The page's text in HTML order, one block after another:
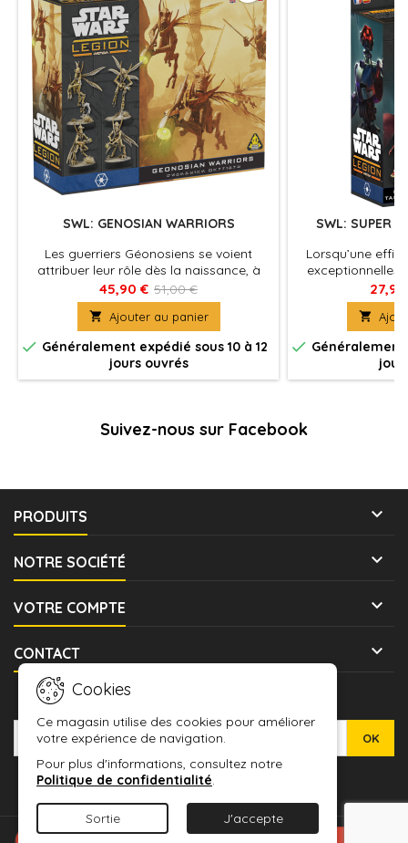
SWL: GENOSIAN WARRIORS
Les guerriers Géonosiens se voient
attribuer leur rôle dès la naissance, à
cause d’un système de castes régi par
une Reine placée à la tête de la ruche.
45,90 € 51,00 €
 Ajouter au panier
 Généralement expédié sous 10 à 12
jours ouvrés
SWL: SUPER
Lorsqu’une
exceptionnelles
victoire,
des droïdes
pour renforcer
combat
droïdes avec un

 Généralement
Suivez-nous sur Facebook
PRODUITS 
NOTRE SOCIÉTÉ 
VOTRE COMPTE 
CONTACT 
Cookies
Ce magasin utilise des cookies pour améliorer
votre expérience de navigation.
Pour plus d'informations, consultez notre
Politique de confidentialité.
Sortie J'accepte
LETTRE D'INFORMATIONS
© Copyright 2026 WARMASHOP - L'ANTRE DES JEUX. All Rights